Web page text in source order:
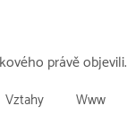
právě objevili.
Vztahy Www